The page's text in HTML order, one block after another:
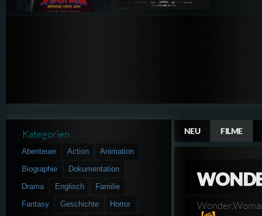
NEU FILME
Kategorien
Abenteuer Action
Animation
Biographie
Dokumentation
Drama
Englisch
Familie
Fantasy
Geschichte
Horror